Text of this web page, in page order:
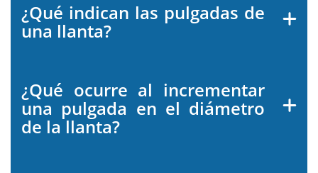
¿Qué indican las pulgadas de
una llanta?
¿Qué ocurre al incrementar
una pulgada en el diámetro
de la llanta?